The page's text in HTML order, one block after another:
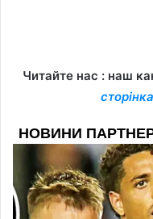
Читайте нас : наш
сторінка